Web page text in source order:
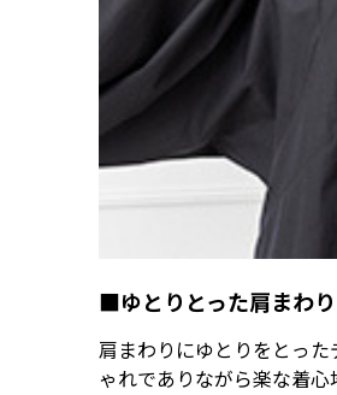
■ゆとりとった肩まわり
肩まわりにゆとりをとっ
ゃれでありながら楽な着心